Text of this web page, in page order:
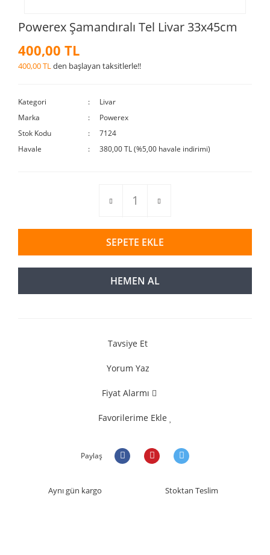
Powerex Şamandıralı Tel Livar 33x45cm
400,00 TL
400,00 TLden başlayan taksitlerle!!
Kategori
Livar
Marka
Powerex
Stok Kodu
7124
Havale
380,00 TL (%5,00 havale indirimi)
SEPETE EKLE
HEMEN AL
Tavsiye Et
Yorum Yaz
Fiyat Alarmı
Favorilerime Ekle
Paylaş
Aynı gün kargo Stoktan Teslim